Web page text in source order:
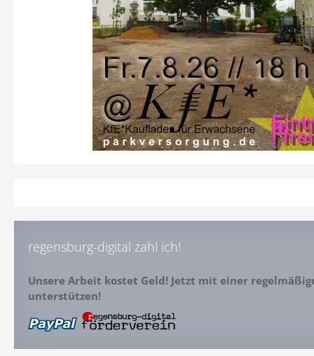
regensburg-digital zahl ich!
Unsere Arbeit kostet Geld! Jetzt mit einer
unterstützen!